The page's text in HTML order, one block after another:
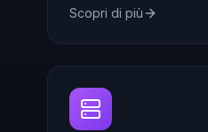
Scopri di più